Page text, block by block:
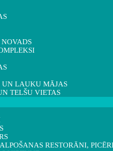
LAUKU MĀJAS
TELŠU VIETAS
RESTORĀNI,